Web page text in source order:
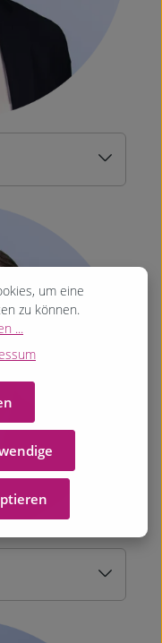
um eine
zu können.
...